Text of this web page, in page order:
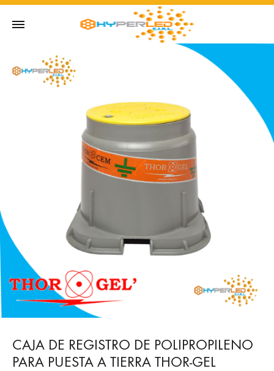
CAJA DE REGISTRO DE POLIPROPILENO
PARA PUESTA A TIERRA THOR-GEL